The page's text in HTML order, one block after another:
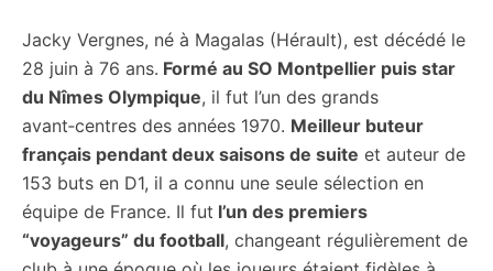
Jacky Vergnes, né à Magalas (Hérault), est décédé le
28 juin à 76 ans. Formé au SO Montpellier puis star
du Nîmes Olympique, il fut l’un des grands
avant‑centres des années 1970. Meilleur buteur
français pendant deux saisons de suite et auteur de
153 buts en D1, il a connu une seule sélection en
équipe de France. Il fut l’un des premiers
“voyageurs” du football, changeant régulièrement de